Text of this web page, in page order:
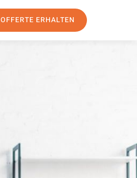
OFFERTE ERHALTEN